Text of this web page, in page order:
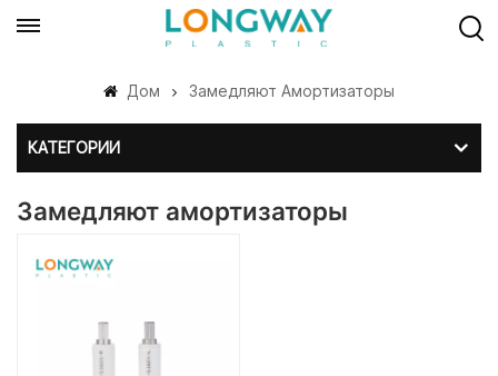
Дом Замедляют Амортизаторы
КАТЕГОРИИ
Замедляют амортизаторы